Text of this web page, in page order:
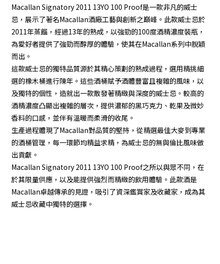
Macallan Signatory 2011 13YO 100 Proof是一款非凡的威士
忌，展示了著名Macallan酒廠工藝與創新之巔峰。此款威士忌於
2011年蒸餾，經過13年的熟成，以強勁的100度酒精濃度裝瓶，
為愛好者提供了強勁而醇厚的體驗，使其在Macallan系列中脫穎
而出。
這款威士忌的獨特品質源於其精心策劃的熟成過程，選用精挑細
選的橡木桶進行陳年。這些酒桶賦予酒體豐富且複雜的風味，以
及獨特的個性，造就出一款散發著精緻與深度的威士忌。較高的
酒精濃度凸顯出複雜的層次，提供濃郁的黑巧克力、乾果及微妙
香料的口感，並伴有溫暖而柔滑的收尾。
生產過程體現了Macallan對品質的堅持，從精選最佳大麥到專業
的酒桶管理，每一環節均精益求精，為威士忌的無與倫比風味做
出貢獻。
Macallan Signatory 2011 13YO 100 Proof之所以與眾不同，在
於其限量供應，以及能提供強烈而精緻的飲用體驗。此款酒是
Macallan卓越傳承的見證，吸引了資深鑑賞家及收藏家，成為其
威士忌收藏中獨特的選擇。